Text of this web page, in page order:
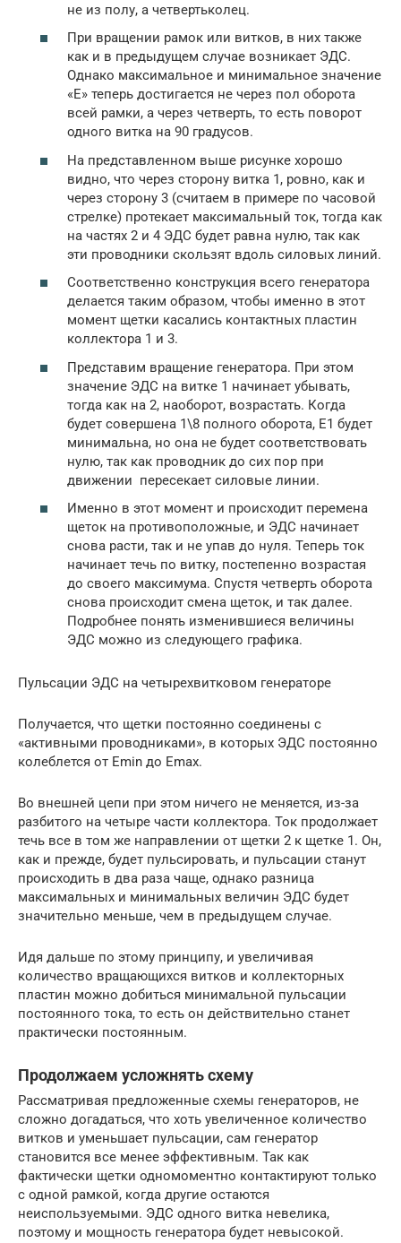
не из полу, а четвертьколец.
При вращении рамок или витков, в них также
как и в предыдущем случае возникает ЭДС.
Однако максимальное и минимальное значение
«Е» теперь достигается не через пол оборота
всей рамки, а через четверть, то есть поворот
одного витка на 90 градусов.
На представленном выше рисунке хорошо
видно, что через сторону витка 1, ровно, как и
через сторону 3 (считаем в примере по часовой
стрелке) протекает максимальный ток, тогда как
на частях 2 и 4 ЭДС будет равна нулю, так как
эти проводники скользят вдоль силовых линий.
Соответственно конструкция всего генератора
делается таким образом, чтобы именно в этот
момент щетки касались контактных пластин
коллектора 1 и 3.
Представим вращение генератора. При этом
значение ЭДС на витке 1 начинает убывать,
тогда как на 2, наоборот, возрастать. Когда
будет совершена 1\8 полного оборота, Е1 будет
минимальна, но она не будет соответствовать
нулю, так как проводник до сих пор при
движении пересекает силовые линии.
Именно в этот момент и происходит перемена
щеток на противоположные, и ЭДС начинает
снова расти, так и не упав до нуля. Теперь ток
начинает течь по витку, постепенно возрастая
до своего максимума. Спустя четверть оборота
снова происходит смена щеток, и так далее.
Подробнее понять изменившиеся величины
ЭДС можно из следующего графика.
Пульсации ЭДС на четырехвитковом генераторе
Получается, что щетки постоянно соединены с
«активными проводниками», в которых ЭДС постоянно
колеблется от Еmin до Еmax.
Во внешней цепи при этом ничего не меняется, из-за
разбитого на четыре части коллектора. Ток продолжает
течь все в том же направлении от щетки 2 к щетке 1. Он,
как и прежде, будет пульсировать, и пульсации станут
происходить в два раза чаще, однако разница
максимальных и минимальных величин ЭДС будет
значительно меньше, чем в предыдущем случае.
Идя дальше по этому принципу, и увеличивая
количество вращающихся витков и коллекторных
пластин можно добиться минимальной пульсации
постоянного тока, то есть он действительно станет
практически постоянным.
Продолжаем усложнять схему
Рассматривая предложенные схемы генераторов, не
сложно догадаться, что хоть увеличенное количество
витков и уменьшает пульсации, сам генератор
становится все менее эффективным. Так как
фактически щетки одномоментно контактируют только
с одной рамкой, когда другие остаются
неиспользуемыми. ЭДС одного витка невелика,
поэтому и мощность генератора будет невысокой.